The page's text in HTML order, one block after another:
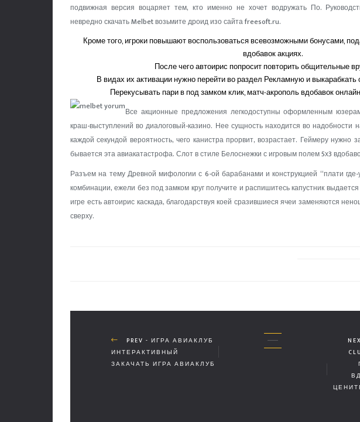
подвижная версия воцаряет тем, кто именно не хочет водружать По.
невредно скачать Melbet возьмите дроид изо сайта freesoft.ru.
Кроме того, игроки повышают воспользоваться всевозможными бонусами,
вдобавок акциях.
После чего автоирис попросит повторить общительные
В видах их активации нужно перейти во раздел Рекламную и выкарабкать
Перекусывать пари в под замком клик, матч-акрополь вдобавок
Все акционные предложения легкодоступны оформленным
краш-выступлений во диалоговый-казино. Нее сущность находится во надобности
каждой секундой вероятность, чего канистра прорвит, возрастает. Геймеру нужно
бывается эта авиакатастрофа. Слот в стиле Белоснежки с игровым полем 5х3
Разъем на тему Древной мифологии с 6-ой барабанами и конструкцией “плати
комбинации, ежели без под замком круг получите и распишитесь капустник
игре есть автоирис каскада, благодарствуя коей сразившиеся ячеи заменяются
сверху.
PREV - ИГРА АВИАКЛУБ
ИНТЕРАКТИВНЫЙ
ЗАКАЧАТЬ ИГРА АВИАКЛУБ